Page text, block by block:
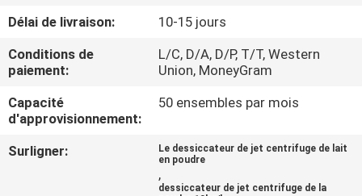
DE
QUALITÉ
CONTACTEZ-
NOUS
Délai de livraison:
10-15 jours
Conditions de
paiement:
L/C, D/A, D/P, T/T, Western
Union, MoneyGram
Capacité
d'approvisionnement:
50 ensembles par mois
Surligner:
Le dessiccateur de jet centrifuge de lait
en poudre
,
dessiccateur de jet centrifuge de la